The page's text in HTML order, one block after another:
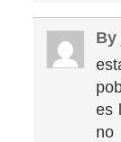
By
es
no